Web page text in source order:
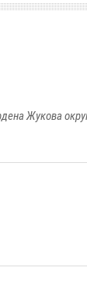
Жукова